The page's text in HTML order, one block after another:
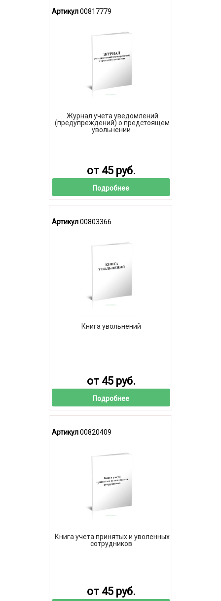
Артикул00817779
Журнал учета уведомлений
(предупреждений) о предстоящем
увольнении
от 45 руб.
Подробнее
Артикул00803366
Книга увольнений
от 45 руб.
Подробнее
Артикул00820409
Книга учета принятых и уволенных
сотрудников
от 45 руб.